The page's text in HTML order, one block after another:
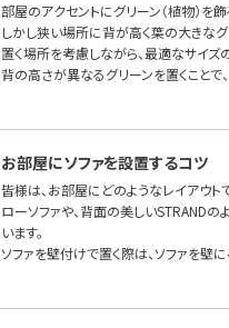
部屋のアクセントにグリーン（植物）を飾
しかし狭い場所に背が高く葉の大きなグ
置く場所を考慮しながら、最適なサイズ
背の高さが異なるグリーンを置くこと
お部屋にソファを設置するコツ
皆様は、お部屋にどのようなレイアウト
ローソファや、背面の美しいSTRAND
います。
ソファを壁付けで置く際は、ソファを壁